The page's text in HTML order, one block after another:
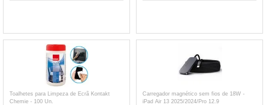
Toalhetes para Limpeza de Ecrã Kontakt
Chemie - 100 Un.
Carregador magnético sem fios de 18W -
iPad Air 13 2025/2024/Pro 12.9